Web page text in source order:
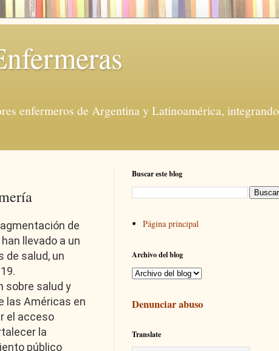
enfermeros de Argentina y Latinoamérica, integrando
de
llevado a un
de salud, un
sobre salud y
las Américas en
el acceso
la
público
Buscar este blog
Página principal
Archivo del blog
Denunciar abuso
Translate